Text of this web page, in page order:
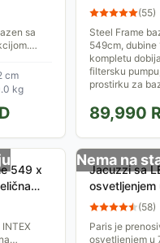
sa
i
cm
kg
kompletnom
(55)
Steel Frame
549cm, dubine
kompletu
filtersku
prostirku za
89,990
549 x
Nema na
Jacuzzi sa
osvetljenjem
grejačem(58)
Paris je
osvetljenjem u